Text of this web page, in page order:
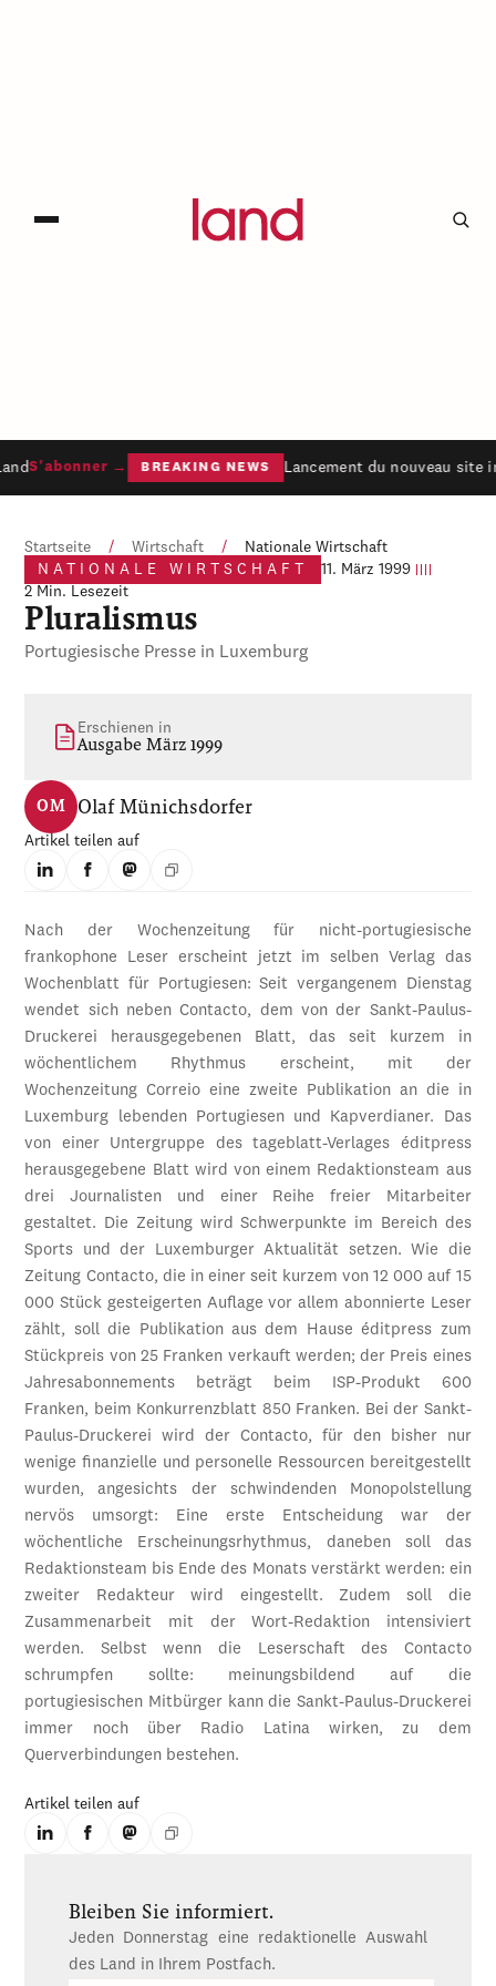
S'abonner → BREAKING NEWS Lancement du nouveau site
Startseite / Wirtschaft /
Nationale Wirtschaft
NATIONALE WIRTSCHAFT
11. März 1999
2 Min. Lesezeit
Pluralismus
Portugiesische Presse in Luxemburg
Erschienen in
Ausgabe März 1999
OM Olaf Münichsdorfer
Artikel teilen auf
Nach der Wochenzeitung für nicht-portugiesische
frankophone Leser erscheint jetzt im selben Verlag das
Wochenblatt für Portugiesen: Seit vergangenem Dienstag
wendet sich neben Contacto, dem von der Sankt-Paulus-
Druckerei herausgegebenen Blatt, das seit kurzem in
wöchentlichem Rhythmus erscheint, mit der
Wochenzeitung Correio eine zweite Publikation an die in
Luxemburg lebenden Portugiesen und Kapverdianer. Das
von einer Untergruppe des tageblatt-Verlages éditpress
herausgegebene Blatt wird von einem Redaktionsteam aus
drei Journalisten und einer Reihe freier Mitarbeiter
gestaltet. Die Zeitung wird Schwerpunkte im Bereich des
Sports und der Luxemburger Aktualität setzen. Wie die
Zeitung Contacto, die in einer seit kurzem von 12 000 auf 15
000 Stück gesteigerten Auflage vor allem abonnierte Leser
zählt, soll die Publikation aus dem Hause éditpress zum
Stückpreis von 25 Franken verkauft werden; der Preis eines
Jahresabonnements beträgt beim ISP-Produkt 600
Franken, beim Konkurrenzblatt 850 Franken. Bei der Sankt-
Paulus-Druckerei wird der Contacto, für den bisher nur
wenige finanzielle und personelle Ressourcen bereitgestellt
wurden, angesichts der schwindenden Monopolstellung
nervös umsorgt: Eine erste Entscheidung war der
wöchentliche Erscheinungsrhythmus, daneben soll das
Redaktionsteam bis Ende des Monats verstärkt werden: ein
zweiter Redakteur wird eingestellt. Zudem soll die
Zusammenarbeit mit der Wort-Redaktion intensiviert
werden. Selbst wenn die Leserschaft des Contacto
schrumpfen sollte: meinungsbildend auf die
portugiesischen Mitbürger kann die Sankt-Paulus-Druckerei
immer noch über Radio Latina wirken, zu dem
Querverbindungen bestehen.
Artikel teilen auf
Bleiben Sie informiert.
Jeden Donnerstag eine redaktionelle Auswahl
des Land in Ihrem Postfach.